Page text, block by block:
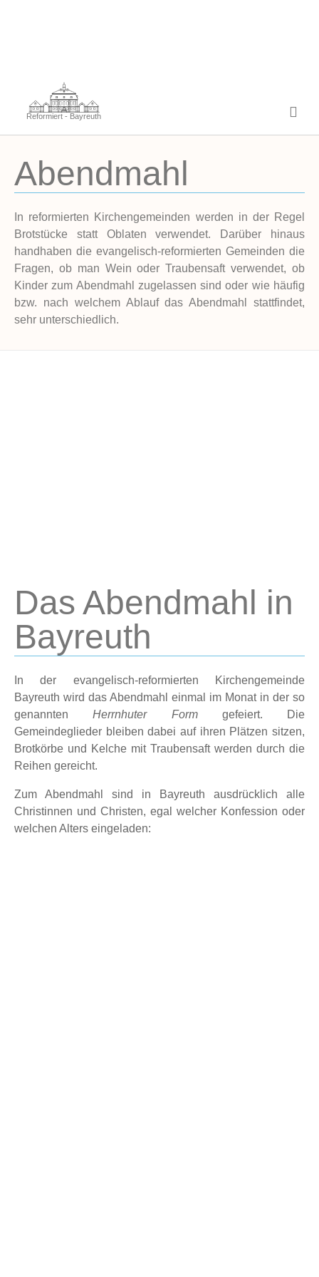
Reformiert - Bayreuth
Abendmahl
In reformierten Kirchengemeinden werden in der Regel
Brotstücke statt Oblaten verwendet. Darüber hinaus
handhaben die evangelisch-reformierten Gemeinden die
Fragen, ob man Wein oder Traubensaftverwendet, ob
Kinder zum Abendmahl zugelassen sind oder wie häufig
bzw. nach welchem Ablauf das Abendmahl stattfindet,
sehr unterschiedlich.
Das Abendmahl in
Bayreuth
In der evangelisch-reformierten Kirchengemeinde
Bayreuth wird das Abendmahl einmal im Monatin der so
genanntenHerrnhuter Formgefeiert. Die
Gemeindeglieder bleiben dabei auf ihren Plätzen sitzen,
Brotkörbe und Kelche mit Traubensaft werden durch die
Reihen gereicht.
Zum Abendmahl sind in Bayreuth ausdrücklich alle
Christinnen und Christen, egal welcher Konfession oder
welchen Alters eingeladen: